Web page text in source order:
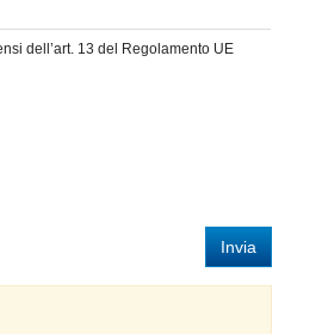
dell’art. 13 del Regolamento UE
Invia